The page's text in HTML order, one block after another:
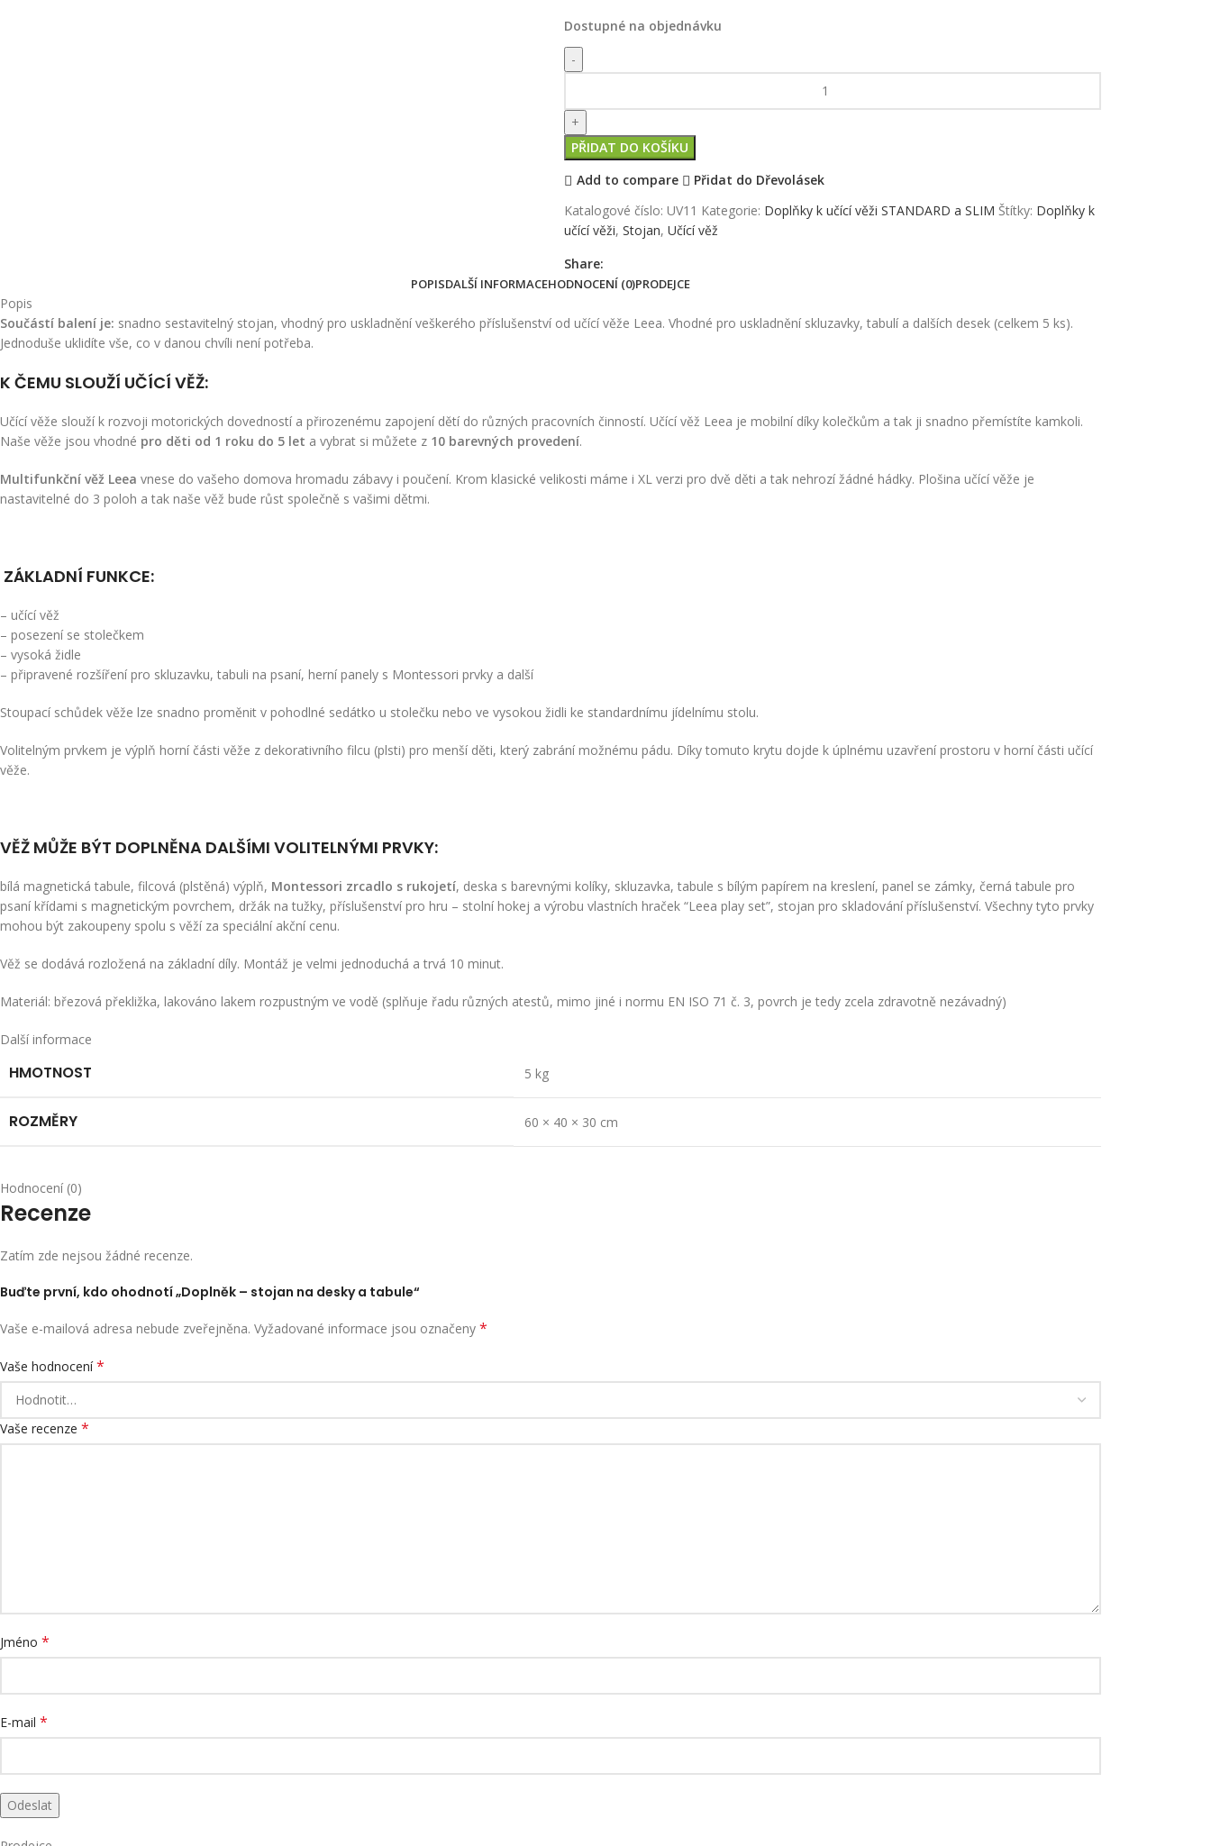
Dostupné na objednávku
PŘIDAT DO KOŠÍKU
Add to compare
Přidat do Dřevolásek
Katalogové číslo: UV11 Kategorie: Doplňky k učící věži STANDARD a SLIM Štítky: Doplňky k
učící věži, Stojan, Učící věž
Share:
POPISDALŠÍ INFORMACEHODNOCENÍ (0)PRODEJCE
Popis
Součástí balení je: snadno sestavitelný stojan, vhodný pro uskladnění veškerého příslušenství od učící věže Leea. Vhodné pro uskladnění skluzavky, tabulí a dalších desek (celkem 5 ks).
Jednoduše uklidíte vše, co v danou chvíli není potřeba.
K ČEMU SLOUŽÍ UČÍCÍ VĚŽ:
Učící věže slouží k rozvoji motorických dovedností a přirozenému zapojení dětí do různých pracovních činností. Učící věž Leea je mobilní díky kolečkům a tak ji snadno přemístíte kamkoli.
Naše věže jsou vhodné pro děti od 1 roku do 5 let a vybrat si můžete z 10 barevných provedení.
Multifunkční věž Leea vnese do vašeho domova hromadu zábavy i poučení. Krom klasické velikosti máme i XL verzi pro dvě děti a tak nehrozí žádné hádky. Plošina učící věže je
nastavitelné do 3 poloh a tak naše věž bude růst společně s vašimi dětmi.
ZÁKLADNÍ FUNKCE:
– učící věž
– posezení se stolečkem
– vysoká židle
– připravené rozšíření pro skluzavku, tabuli na psaní, herní panely s Montessori prvky a další
Stoupací schůdek věže lze snadno proměnit v pohodlné sedátko u stolečku nebo ve vysokou židli ke standardnímu jídelnímu stolu.
Volitelným prvkem je výplň horní části věže z dekorativního filcu (plsti) pro menší děti, který zabrání možnému pádu. Díky tomuto krytu dojde k úplnému uzavření prostoru v horní části učící
věže.
VĚŽ MŮŽE BÝT DOPLNĚNA DALŠÍMI VOLITELNÝMI PRVKY:
bílá magnetická tabule, filcová (plstěná) výplň, Montessori zrcadlo s rukojetí, deska s barevnými kolíky, skluzavka, tabule s bílým papírem na kreslení, panel se zámky, černá tabule pro
psaní křídami s magnetickým povrchem, držák na tužky, příslušenství pro hru – stolní hokej a výrobu vlastních hraček “Leea play set”, stojan pro skladování příslušenství. Všechny tyto prvky
mohou být zakoupeny spolu s věží za speciální akční cenu.
Věž se dodává rozložená na základní díly. Montáž je velmi jednoduchá a trvá 10 minut.
Materiál: březová překližka, lakováno lakem rozpustným ve vodě (splňuje řadu různých atestů, mimo jiné i normu EN ISO 71 č. 3, povrch je tedy zcela zdravotně nezávadný)
Další informace
HMOTNOST 5 kg
ROZMĚRY 60 × 40 × 30 cm
Hodnocení (0)
Recenze
Zatím zde nejsou žádné recenze.
Buďte první, kdo ohodnotí „Doplněk – stojan na desky a tabule“
Vaše e-mailová adresa nebude zveřejněna. Vyžadované informace jsou označeny *
Vaše hodnocení*
Vaše recenze *
Jméno *
E-mail *